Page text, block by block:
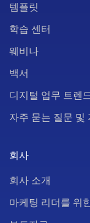
템플릿
학습 센터
웨비나
백서
디지털 업무 트렌
자주 묻는 질문 및
회사
회사 소개
마케팅 리더를 위